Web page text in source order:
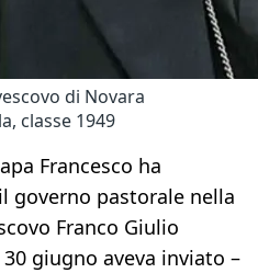
di Novara
classe 1949
Francesco ha
governo pastorale nella
Franco Giulio
giugno aveva inviato –